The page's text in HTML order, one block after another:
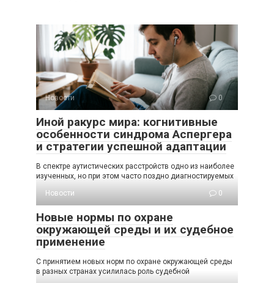
Новости 0
Иной ракурс мира: когнитивные
особенности синдрома Аспергера
и стратегии успешной адаптации
В спектре аутистических расстройств одно из наиболее
изученных, но при этом часто поздно диагностируемых
Новости
0
Новые нормы по охране
окружающей среды и их судебное
применение
С принятием новых норм по охране окружающей среды
в разных странах усилилась роль судебной